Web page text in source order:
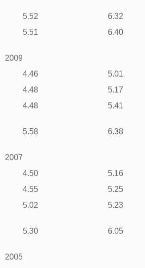
5.52 6.32
5.51 6.40
2009
4.46 5.01
4.48 5.17
4.48 5.41
5.58 6.38
2007
4.50 5.16
4.55 5.25
5.02 5.23
5.30 6.05
2005